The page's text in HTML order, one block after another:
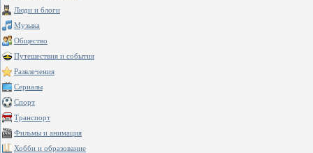
Люди и блоги
Музыка
Общество
Путешествия и события
Развлечения
Сериалы
Спорт
Транспорт
Фильмы и анимация
Хобби и образование